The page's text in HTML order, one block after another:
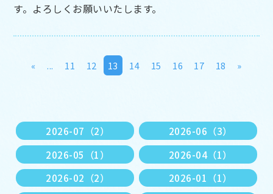
す。よろしくお願いいたします。
« ... 11 12 13 14 15 16 17 18 »
2026-07（2）
2026-06（3）
2026-05（1）
2026-04（1）
2026-02（2）
2026-01（1）